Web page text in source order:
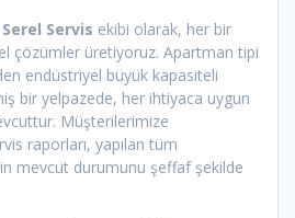
Servis ekibi olarak, her bir
çözümler üretiyoruz. Apartman tipi
endüstriyel büyük kapasiteli
bir yelpazede, her ihtiyaca uygun
Müşterilerimize
raporları, yapılan tüm
mevcut durumunu şeffaf şekilde